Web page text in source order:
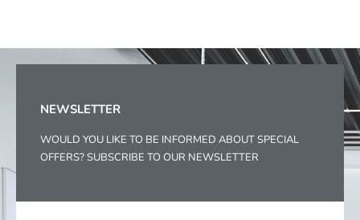
NEWSLETTER
WOULD YOU LIKE TO BE INFORMED ABOUT SPECIAL
OFFERS? SUBSCRIBE TO OUR NEWSLETTER